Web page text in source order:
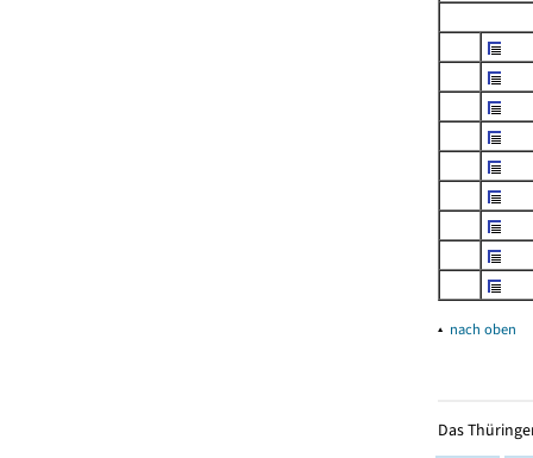
▴ nach oben
Das